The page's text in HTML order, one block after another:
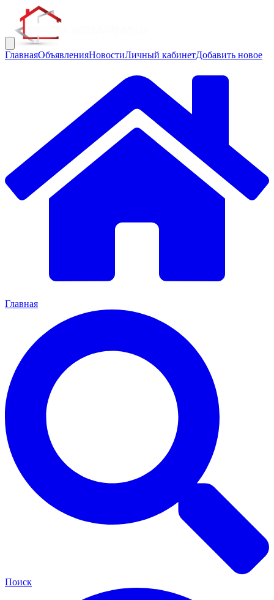
ГлавнаяОбъявленияНовостиЛичный кабинетДобавить новое
Главная
Поиск